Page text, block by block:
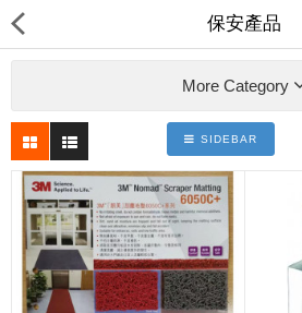
裕達鋼鐵
產品分類
最新消息
保安產品
More Category
SIDEBAR